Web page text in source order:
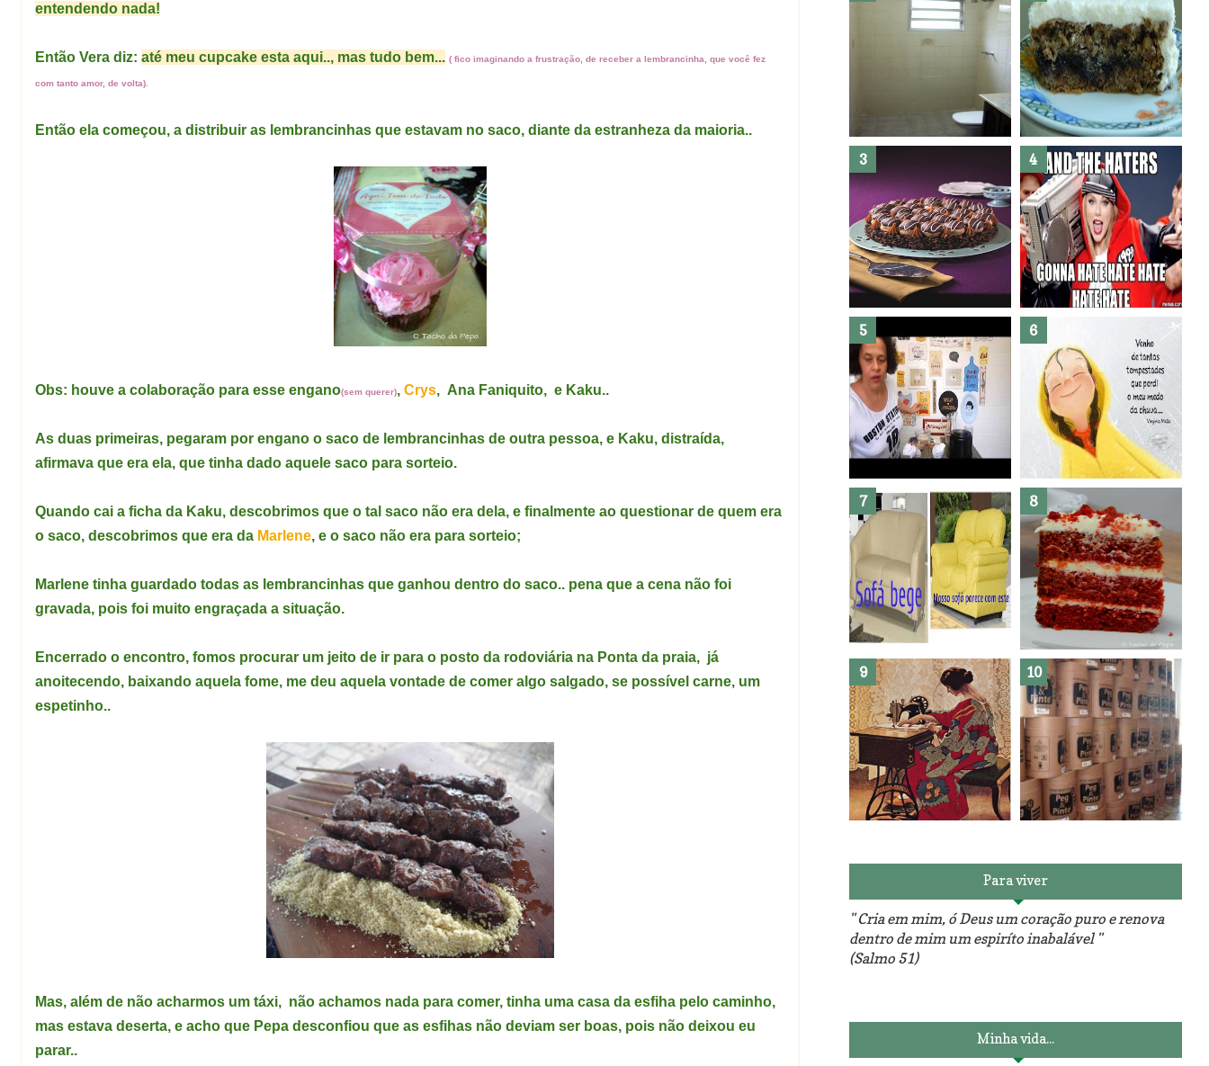
entendendo nada!
Então Vera diz: até meu cupcake esta aqui.., mas tudo bem... ( fico imaginando a frustração, de receber a lembrancinha, que você fez
com tanto amor, de volta).
Então ela começou, a distribuir as lembrancinhas que estavam no saco, diante da estranheza da maioria..
Obs: houve a colaboração para esse engano(sem querer), Crys, Ana Faniquito, e Kaku..
As duas primeiras, pegaram por engano o saco de lembrancinhas de outra pessoa, e Kaku, distraída,
afirmava que era ela, que tinha dado aquele saco para sorteio.
Quando cai a ficha da Kaku, descobrimos que o tal saco não era dela, e finalmente ao questionar de quem era
o saco, descobrimos que era da Marlene, e o saco não era para sorteio;
Marlene tinha guardado todas as lembrancinhas que ganhou dentro do saco.. pena que a cena não foi
gravada, pois foi muito engraçada a situação.
Encerrado o encontro, fomos procurar um jeito de ir para o posto da rodoviária na Ponta da praia, já
anoitecendo, baixando aquela fome, me deu aquela vontade de comer algo salgado, se possível carne, um
espetinho..
Mas, além de não acharmos um táxi, não achamos nada para comer, tinha uma casa da esfiha pelo caminho,
mas estava deserta, e acho que Pepa desconfiou que as esfihas não deviam ser boas, pois não deixou eu
parar..
Banheiro novo por menos de
R$300,00 ?? E sem quebra
quebra ??( Editado)
Posso congelar bolo ??
Dez bolos pra fazer antes de
morrer !
Haters, como surgiram?
Como fazer leites vegetais ? O medo que habita em nós.
Reforma do sofá, agora é
em patchwork!
The Red Velvet !!! O Perfeito
Para viver
" Cria em mim, ó Deus um coração puro e renova
dentro de mim um espiríto inabalável "
(Salmo 51)
Minha vida...